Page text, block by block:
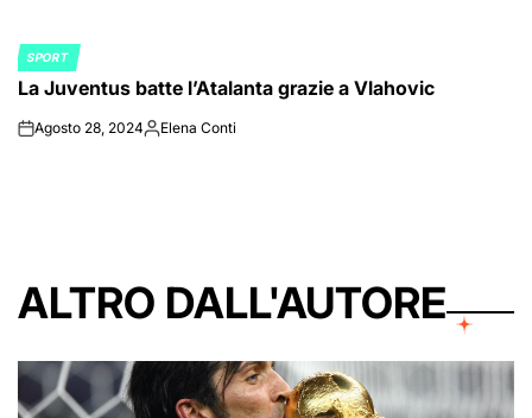
POSTED
IN
SPORT
La Juventus batte l’Atalanta grazie a Vlahovic
onAgosto 28, 2024Posted
Elena Conti
ALTRO DALL'AUTORE